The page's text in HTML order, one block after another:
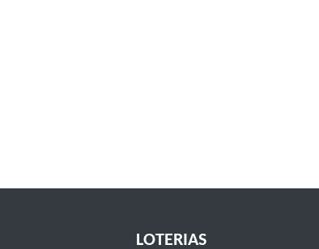
LOTERIAS